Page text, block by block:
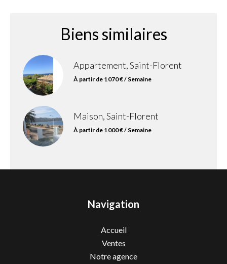
Biens similaires
Appartement, Saint-Florent
À partir de 1 070 € / Semaine
Maison, Saint-Florent
À partir de 1 000 € / Semaine
Navigation
Accueil
Ventes
Notre agence